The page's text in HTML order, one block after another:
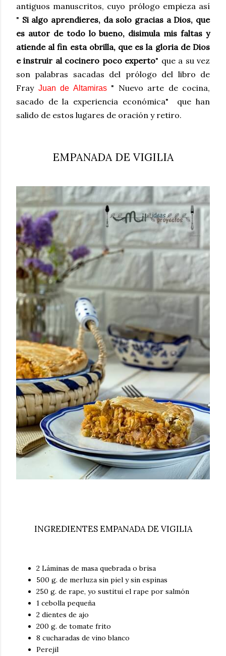
antiguos manuscritos, cuyo prólogo empieza así
" Si algo aprendieres, da solo gracias a Dios, que
es autor de todo lo bueno, disimula mis faltas y
atiende al fin esta obrilla, que es la gloria de Dios
e instruir al cocinero poco experto" que a su vez
son palabras sacadas del prólogo del libro de
Fray Juan de Altamiras" Nuevo arte de cocina,
sacado de la experiencia económica" que han
salido de estos lugares de oración y retiro.
EMPANADA DE VIGILIA
INGREDIENTES EMPANADA DE VIGILIA
2 Láminas de masa quebrada o brisa
500 g. de merluza sin piel y sin espinas
250 g. de rape, yo sustituí el rape por salmón
1 cebolla pequeña
2 dientes de ajo
200 g. de tomate frito
8 cucharadas de vino blanco
Perejil